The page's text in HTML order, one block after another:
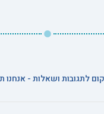
לתגובות ושאלות - אנחנו